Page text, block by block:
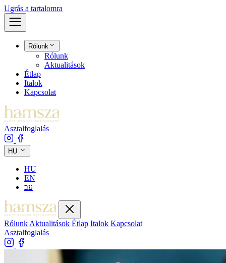
Ugrás a tartalomra
Rólunk
Rólunk
Aktualitások
Étlap
Italok
Kapcsolat
Asztalfoglalás
HU
HU
EN
עב
Rólunk Aktualitások Étlap Italok Kapcsolat
Asztalfoglalás